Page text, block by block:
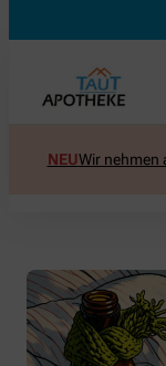
NEUWir nehmen